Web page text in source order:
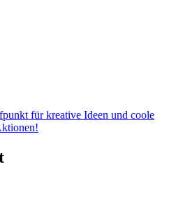
für kreative Ideen und coole